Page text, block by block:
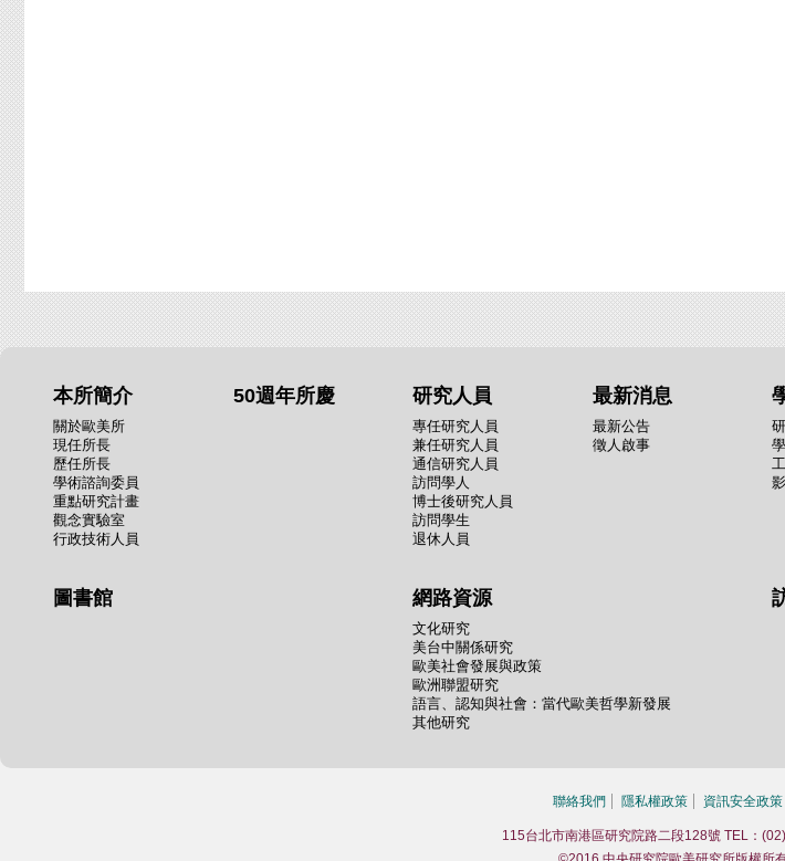
本所簡介
關於歐美所
現任所長
歷任所長
學術諮詢委員
重點研究計畫
觀念實驗室
行政技術人員
50週年所慶 研究人員
專任研究人員
兼任研究人員
通信研究人員
訪問學人
博士後研究人員
訪問學生
退休人員
最新消息
最新公告
徵人啟事
圖書館 網路資源
文化研究
美台中關係研究
歐美社會發展與政策
歐洲聯盟研究
語言、認知與社會：當代歐美哲學新發展
其他研究
聯絡我們 隱私權政策 資訊安全政策
115台北市南港區研究院路二段128號 TEL：